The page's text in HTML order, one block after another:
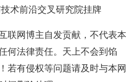
术前沿交叉研究院挂牌
联网博主自发贡献，不代表本
何法律责任。天上不会到馅
若有侵权等问题请及时与本网